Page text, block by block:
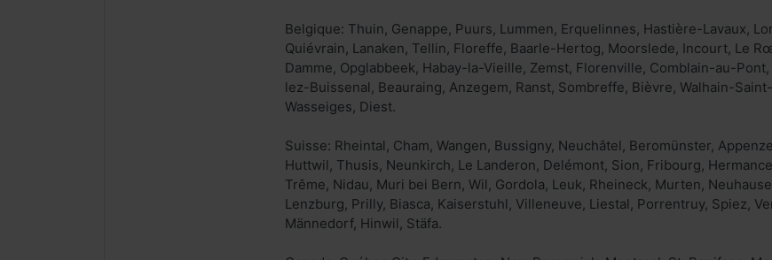
Belgique: Thuin, Genappe, Puurs, Lummen, Erquelinnes, Hastière-Lavaux,
Quiévrain, Lanaken, Tellin, Floreffe, Baarle-Hertog, Moorslede, Incourt, Le
Damme, Opglabbeek, Habay-la-Vieille, Zemst, Florenville, Comblain-au-
lez-Buissenal, Beauraing, Anzegem, Ranst, Sombreffe, Bièvre, Walhain-
Wasseiges, Diest.
Suisse: Rheintal, Cham, Wangen, Bussigny, Neuchâtel, Beromünster,
Huttwil, Thusis, Neunkirch, Le Landeron, Delémont, Sion, Fribourg,
Trême, Nidau, Muri bei Bern, Wil, Gordola, Leuk, Rheineck, Murten,
Lenzburg, Prilly, Biasca, Kaiserstuhl, Villeneuve, Liestal, Porrentruy, Spiez,
Männedorf, Hinwil, Stäfa.